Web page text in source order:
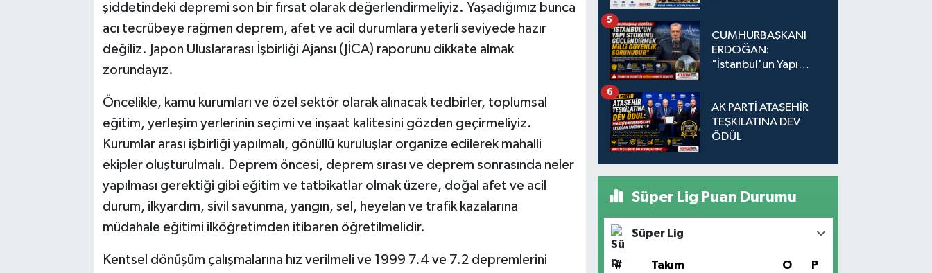
şiddetindeki depremi son bir fırsat olarak değerlendirmeliyiz. Yaşadığımız bunca
acı tecrübeye rağmen deprem, afet ve acil durumlara yeterli seviyede hazır
değiliz. Japon Uluslararası İşbirliği Ajansı (JİCA) raporunu dikkate almak
zorundayız.
Öncelikle, kamu kurumları ve özel sektör olarak alınacak tedbirler, toplumsal
eğitim, yerleşim yerlerinin seçimi ve inşaat kalitesini gözden geçirmeliyiz.
Kurumlar arası işbirliği yapılmalı, gönüllü kuruluşlar organize edilerek mahalli
ekipler oluşturulmalı. Deprem öncesi, deprem sırası ve deprem sonrasında neler
yapılması gerektiği gibi eğitim ve tatbikatlar olmak üzere, doğal afet ve acil
durum, ilkyardım, sivil savunma, yangın, sel, heyelan ve trafik kazalarına
müdahale eğitimi ilköğretimden itibaren öğretilmelidir.
Kentsel dönüşüm çalışmalarına hız verilmeli ve 1999 7.4 ve 7.2 depremlerini
CUMHURBAŞKANI
ERDOĞAN:
"İstanbul'un Yapı
Güvenlik Sorunudur"
5
AK PARTİ ATAŞEHİR
TEŞKİLATINA DEV
ÖDÜL
6
Süper Lig Puan Durumu
Süper Lig
# Takım O P